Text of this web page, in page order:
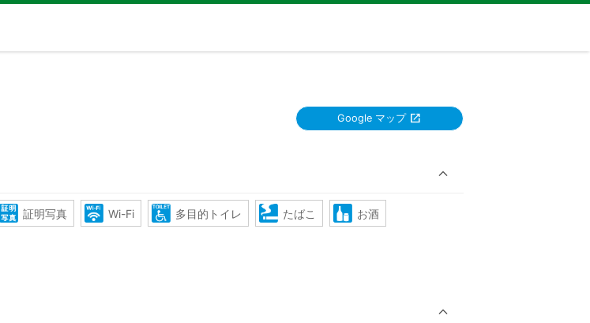
Google マップ
証明写真 Wi-Fi 多目的トイレ たばこ お酒